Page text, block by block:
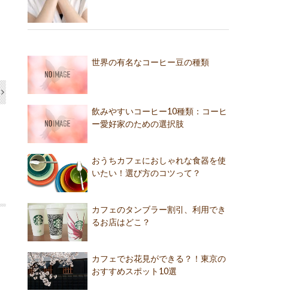
世界の有名なコーヒー豆の種類
飲みやすいコーヒー10種類：コーヒ
ー愛好家のための選択肢
おうちカフェにおしゃれな食器を使
いたい！選び方のコツって？
カフェのタンブラー割引、利用でき
るお店はどこ？
カフェでお花見ができる？！東京の
おすすめスポット10選